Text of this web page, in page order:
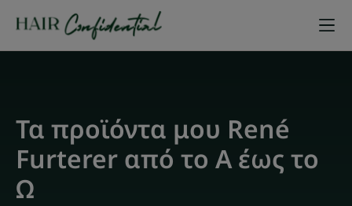
Τα προϊόντα μου René
Furterer από το Α έως το
Ω